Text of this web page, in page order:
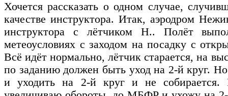
Хочется рассказать о одном случае,
качестве инструктора. Итак, аэродром
инструктора с лётчиком Н.. Полёт
метеоусловиях с заходом на посадку с
Всё идёт нормально, лётчик старается, на
по заданию должен быть уход на 2-й круг.
и уходить на 2-й круг и не собирается.